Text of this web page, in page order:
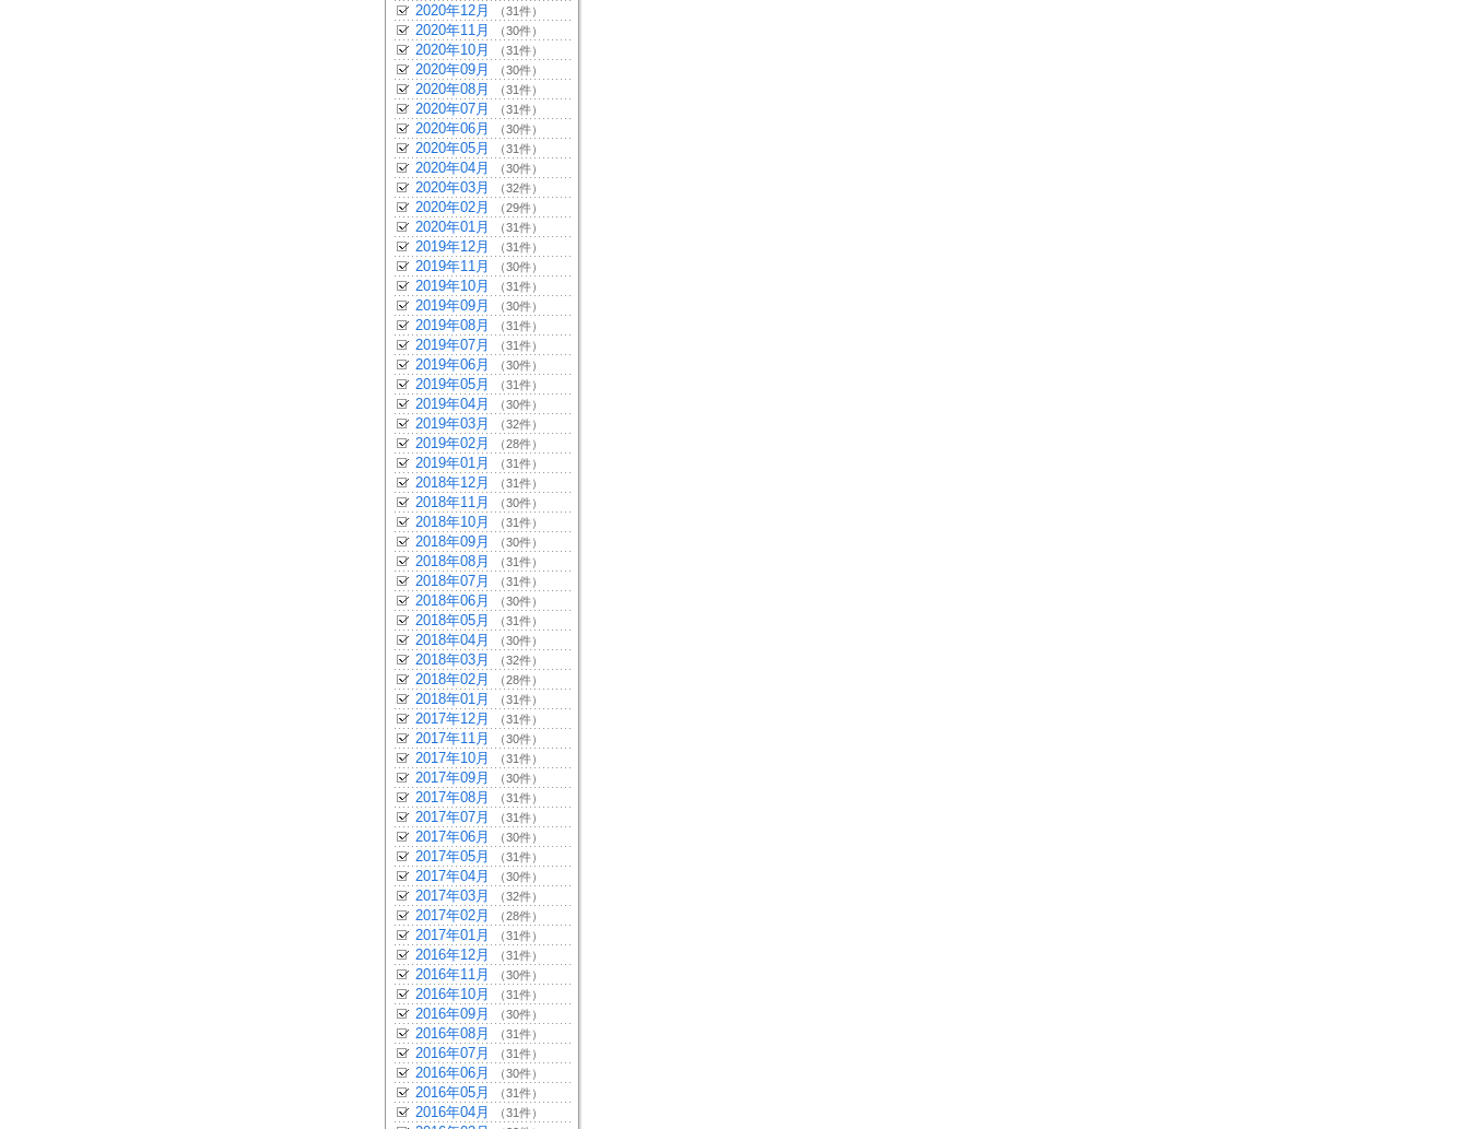
2020年12月 （31件）
2020年11月 （30件）
2020年10月 （31件）
2020年09月 （30件）
2020年08月 （31件）
2020年07月 （31件）
2020年06月 （30件）
2020年05月 （31件）
2020年04月 （30件）
2020年03月 （32件）
2020年02月 （29件）
2020年01月 （31件）
2019年12月 （31件）
2019年11月 （30件）
2019年10月 （31件）
2019年09月 （30件）
2019年08月 （31件）
2019年07月 （31件）
2019年06月 （30件）
2019年05月 （31件）
2019年04月 （30件）
2019年03月 （32件）
2019年02月 （28件）
2019年01月 （31件）
2018年12月 （31件）
2018年11月 （30件）
2018年10月 （31件）
2018年09月 （30件）
2018年08月 （31件）
2018年07月 （31件）
2018年06月 （30件）
2018年05月 （31件）
2018年04月 （30件）
2018年03月 （32件）
2018年02月 （28件）
2018年01月 （31件）
2017年12月 （31件）
2017年11月 （30件）
2017年10月 （31件）
2017年09月 （30件）
2017年08月 （31件）
2017年07月 （31件）
2017年06月 （30件）
2017年05月 （31件）
2017年04月 （30件）
2017年03月 （32件）
2017年02月 （28件）
2017年01月 （31件）
2016年12月 （31件）
2016年11月 （30件）
2016年10月 （31件）
2016年09月 （30件）
2016年08月 （31件）
2016年07月 （31件）
2016年06月 （30件）
2016年05月 （31件）
2016年04月 （31件）